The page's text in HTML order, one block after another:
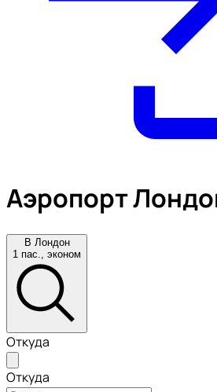
Аэропорт
В Лондон
1 пас., эконом
Откуда
Откуда